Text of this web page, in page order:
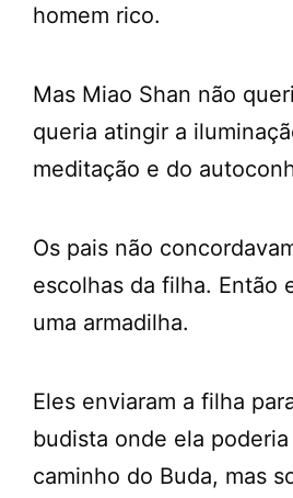
homem rico.
Mas Miao Shan não
queria atingir a
meditação e do
Os pais não
escolhas da filha. Então
uma armadilha.
Eles enviaram a filha
budista onde ela
caminho do Buda, mas